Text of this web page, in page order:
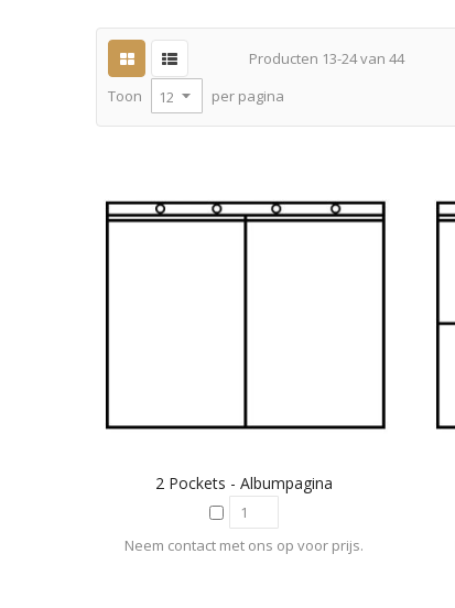
Producten 13-24van 44
Toon
per pagina
2 Pockets - Albumpagina
Neem contact met ons op voor prijs.